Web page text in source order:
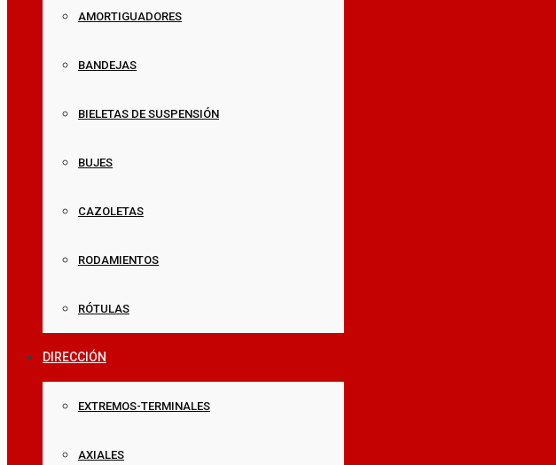
AMORTIGUADORES
BANDEJAS
BIELETAS DE SUSPENSIÓN
BUJES
CAZOLETAS
RODAMIENTOS
RÓTULAS
DIRECCIÓN
EXTREMOS-TERMINALES
AXIALES